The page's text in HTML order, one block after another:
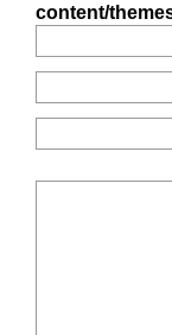
content/